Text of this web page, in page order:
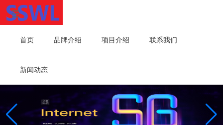
首页 品牌介绍 项目介绍 联系我们
新闻动态